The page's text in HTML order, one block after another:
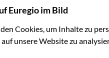
Euregio im Bild
Cookies, um Inhalte zu
unsere Website zu